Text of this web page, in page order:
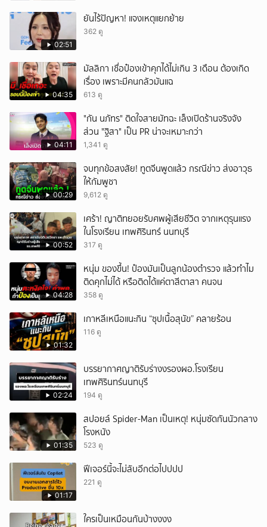
02:51
ยันไร้ปัญหา! แจงเหตุแยกย้าย
362 ดู
04:35
มัลลิกา เชื่อป๋องเข้าคุกได้ไม่เกิน 3 เดือน ต้องเกิด
เรื่อง เพราะมีคนกลัวมันแฉ
613 ดู
04:11
"กัน นภัทร" ติดใจสายมัทฉะ เล็งเปิดร้านจริงจัง
ส่วน "ฐิสา" เป็น PR น่าจะเหมาะกว่า
1,341 ดู
00:29
จบทุกข้อสงสัย! ทูตจีนพูดแล้ว กรณีข่าว ส่งอาวุธ
ให้กัมพูชา
9,612 ดู
00:52
เศร้า! ญาติทยอยรับศพผู้เสียชีวิต จากเหตุรุนแรง
ในโรงเรียน เทพศิรินทร์ นนทบุรี
317 ดู
04:28
หนุ่ม ของขึ้น! ป๋องมันเป็นลูกน้องตำรวจ แล้วทำไม
ติดคุกไม่ได้ หรือติดได้แค่ตาสีตาสา คนจน
358 ดู
01:32
เกาหลีเหนือแนะกิน “ซุปเนื้อสุนัข” คลายร้อน
116 ดู
02:24
บรรยากาศญาติรับร่างงรองผอ.โรงเรียน
เทพศิรินทร์นนทบุรี
194 ดู
01:35
สปอยล์ Spider-Man เป็นเหตุ! หนุ่มซัดกันนัวกลาง
โรงหนัง
523 ดู
01:17
ฟีเจอร์นี้จะไม่ลับอีกต่อไปปปป
221 ดู
ใครเป็นเหมือนกันบ้างงงง